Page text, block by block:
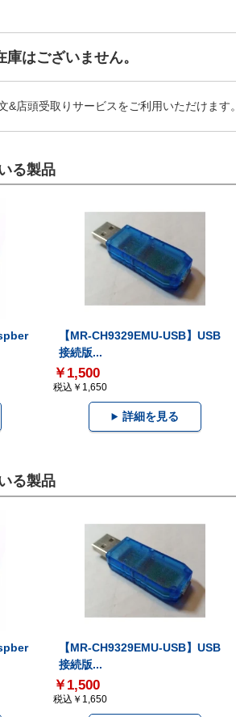
はございません。
&店頭受取りサービスをご利用いただけます。
る製品
【MR-CH9329EMU-USB】USB
接続版...
￥1,500
税込￥1,650
詳細を見る
る製品
【MR-CH9329EMU-USB】USB
接続版...
￥1,500
税込￥1,650